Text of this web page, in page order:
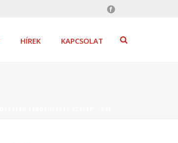
HÍREK KAPCSOLAT